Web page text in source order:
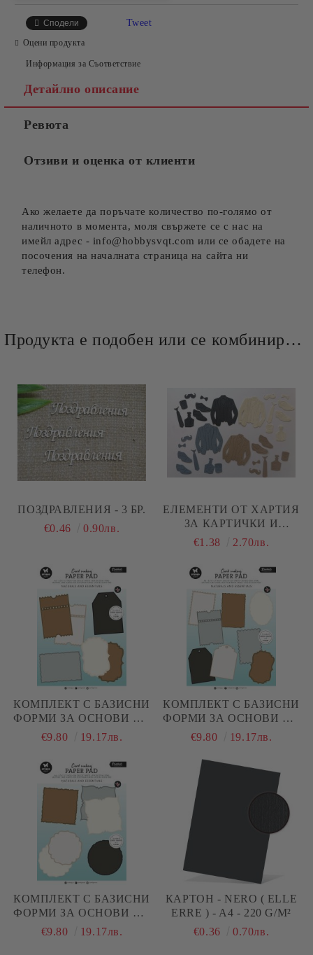
Сподели Tweet
Оцени продукта
Информация за Съответствие
Детайлно описание
Ревюта
Отзиви и оценка от клиенти
Ако желаете да поръчате количество по-голямо от
наличното в момента, моля свържете се с нас на
имейл адрес - info@hobbysvqt.com или се обадете на
посочения на началната страница на сайта ни
телефон.
Продукта е подобен или се комбинира добре и със следните продукти :
ПОЗДРАВЛЕНИЯ - 3 БР.
€0.46
0.90лв.
ЕЛЕМЕНТИ ОТ ХАРТИЯ
ЗА КАРТИЧКИ И
ДЕКОРАЦИИ - ЗА МЪЖЕ
€1.38 2.70лв.
КОМПЛЕКТ С БАЗИСНИ
ФОРМИ ЗА ОСНОВИ НА
КАРТИЧКИ 17,80 Х 12,70
ESSENTIALS - А4 - 20
ЛИСТА
€9.80 19.17лв.
КОМПЛЕКТ С БАЗИСНИ
ФОРМИ ЗА ОСНОВИ НА
КАРТИЧКИ 14,80 Х 10,50
ESSENTIALS - А4 - 20
€9.80 19.17лв.
КОМПЛЕКТ С БАЗИСНИ
ФОРМИ ЗА ОСНОВИ НА
КАРТИЧКИ 15,20 Х 15,20
€9.80 19.17лв.
КАРТОН - NERO ( ELLE
ERRE ) - A4 - 220 G/M²
€0.36
0.70лв.